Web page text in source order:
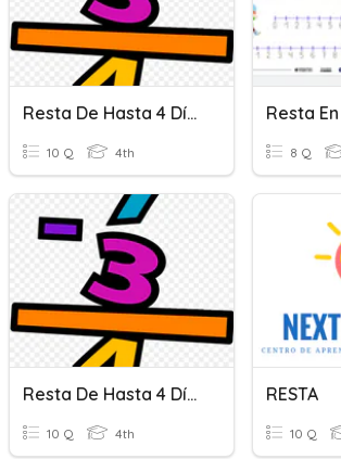
Resta De Hasta 4 Dígitos
10 Q 4th 8 Q
Resta De Hasta 4 Dígitos
10 Q 4th
RESTA
10 Q